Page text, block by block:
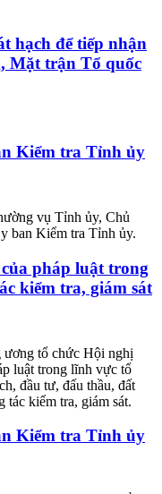
hạch để tiếp nhận
Mặt trận Tổ quốc
Kiểm tra Tỉnh ủy
vụ Tỉnh ủy, Chủ
ban Kiểm tra Tỉnh ủy.
pháp luật trong
kiểm tra, giám sát
tổ chức Hội nghị
luật trong lĩnh vực tổ
đầu tư, đấu thầu, đất
kiểm tra, giám sát.
Kiểm tra Tỉnh ủy